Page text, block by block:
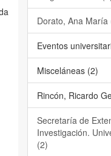
Dorato, Ana María
Eventos
Misceláneas (2)
Rincón, Ricardo
Secretaría de
Investigación.
(2)